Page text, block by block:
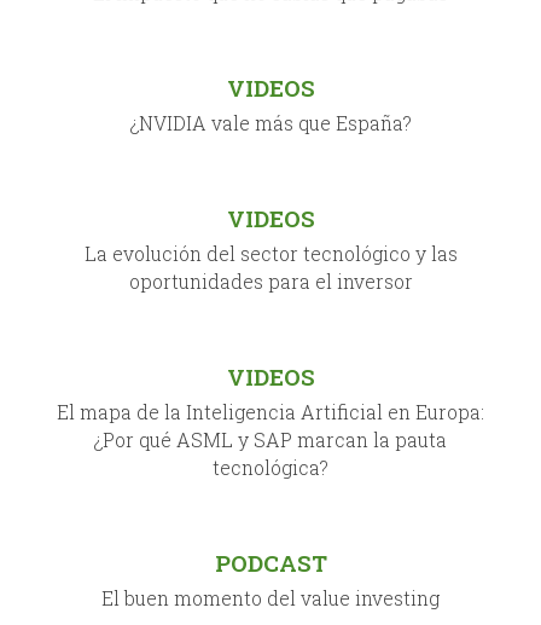
VIDEOS
¿NVIDIA vale más que España?
VIDEOS
La evolución del sector tecnológico y las
oportunidades para el inversor
VIDEOS
El mapa de la Inteligencia Artificial en Europa:
¿Por qué ASML y SAP marcan la pauta
tecnológica?
PODCAST
El buen momento del value investing